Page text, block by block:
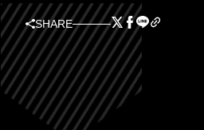
SHARE